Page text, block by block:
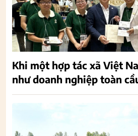
Khi một hợp tác xã Việt
như doanh nghiệp toàn